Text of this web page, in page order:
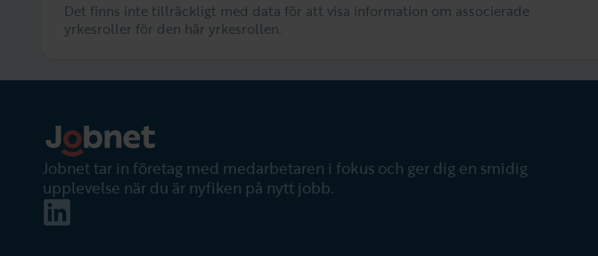
Det finns inte tillräckligt med data för att visa information om associerade
yrkesroller för den här yrkesrollen.
Jobnet tar in företag med medarbetaren i fokus och ger dig en smidig
upplevelse när du är nyfiken på nytt jobb.